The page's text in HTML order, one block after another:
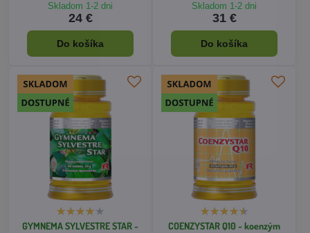
Skladom 1-2 dni
24 €
Do košíka
Skladom 1-2 dni
31 €
Do košíka
GYMNEMA SYLVESTRE STAR -
COENZYSTAR Q10 - koenzým